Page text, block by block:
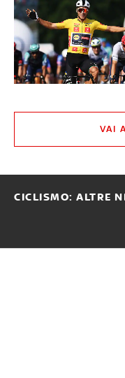
VAI
CICLISMO: ALTRE